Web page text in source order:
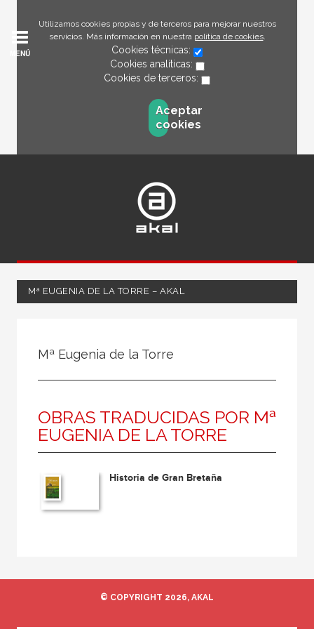
Utilizamos cookies propias y de terceros para mejorar nuestros
servicios. Más información en nuestra política de cookies.
Cookies técnicas:
Cookies analíticas:
Cookies de terceros:
Aceptar
cookies
MENÚ
Mª EUGENIA DE LA TORRE – AKAL
Coordinador
Editor
Escritor
Escritora
Traductor
Mª Eugenia de la Torre
OBRAS TRADUCIDAS POR Mª
EUGENIA DE LA TORRE
Historia de Gran Bretaña
© COPYRIGHT 2026, AKAL